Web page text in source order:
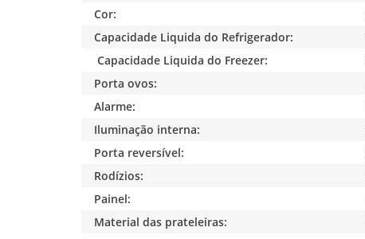
Cor:
Capacidade Liquida do Refrigerador:
Capacidade Liquida do Freezer:
Porta ovos:
Alarme:
Iluminação interna:
Porta reversível:
Rodízios:
Painel:
Material das prateleiras: